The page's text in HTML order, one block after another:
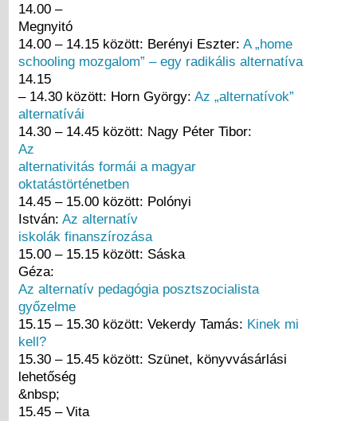
14.00 –
Megnyitó
14.00 – 14.15 között: Berényi Eszter: A „home
schooling mozgalom” – egy radikális alternatíva
14.15
– 14.30 között: Horn György: Az „alternatívok”
alternatívái
14.30 – 14.45 között: Nagy Péter Tibor:
Az
alternativitás formái a magyar
oktatástörténetben
14.45 – 15.00 között: Polónyi
István: Az alternatív
iskolák finanszírozása
15.00 – 15.15 között: Sáska
Géza:
Az alternatív pedagógia posztszocialista
győzelme
15.15 – 15.30 között: Vekerdy Tamás: Kinek mi
kell?
15.30 – 15.45 között: Szünet, könyvvásárlási
lehetőség
&nbsp;
15.45 – Vita